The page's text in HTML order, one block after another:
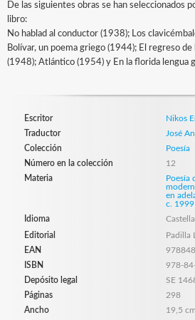
De las siguientes obras se han seleccionados
libro:
No hablad al conductor (1938); Los
Bolívar, un poema griego (1944); El regreso de
(1948); Atlántico (1954) y En la florida lengua
Escritor
Nikos
Traductor
José
Colección
Poesía
Número en la colección
12
Materia
Poesía
en
c. 1999
Idioma
Editorial
Padilla
EAN
ISBN
978-
Depósito legal
SE
Páginas
298
Ancho
19,5 cm